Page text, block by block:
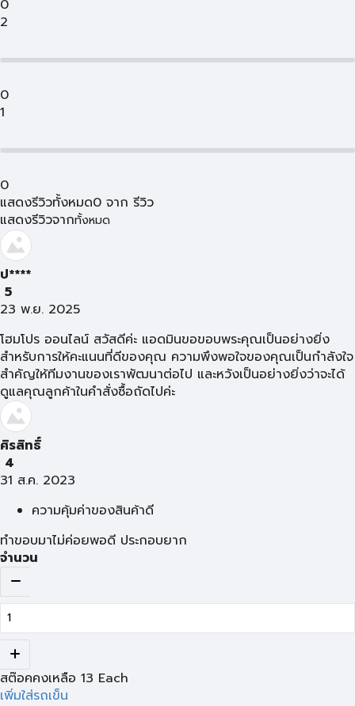
0
2
0
1
0
แสดงรีวิวทั้งหมด0 จาก รีวิว
แสดงรีวิวจากทั้งหมด
ป****
5
23 พ.ย. 2025
โฮมโปร ออนไลน์ สวัสดีค่ะ แอดมินขอขอบพระคุณเป็นอย่างยิ่ง
สำหรับการให้คะแนนที่ดีของคุณ ความพึงพอใจของคุณเป็นกำลังใจ
สำคัญให้ทีมงานของเราพัฒนาต่อไป และหวังเป็นอย่างยิ่งว่าจะได้
ดูแลคุณลูกค้าในคำสั่งซื้อถัดไปค่ะ
ศิรสิทธิ์
4
31 ส.ค. 2023
ความคุ้มค่าของสินค้าดี
ทำขอบมาไม่ค่อยพอดี ประกอบยาก
จำนวน
สต๊อคคงเหลือ 13 Each
เพิ่มใส่รถเข็น